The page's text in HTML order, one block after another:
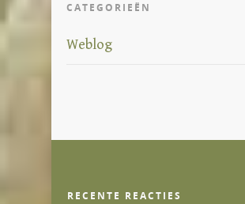
CATEGORIEËN
Weblog
RECENTE REACTIES